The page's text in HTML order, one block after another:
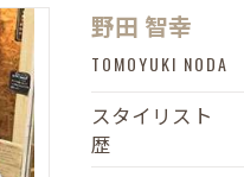
野田 智幸
TOMOYUKI NODA
スタイリスト
歴